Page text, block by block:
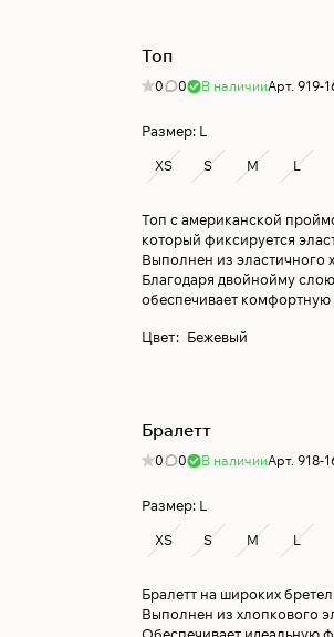
Топ
0 0 В наличииАрт. 919-
Размер: L
XS S M L
Топ с американской
который фиксируется
Выполнен из эластичного
Благодаря двойнойму
обеспечивает
Цвет: Бежевый
Бралетт
0 0 В наличииАрт. 918-
Размер: L
XS S M L
Бралетт на широких
Выполнен из хлопкового